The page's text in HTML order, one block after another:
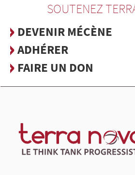
SOUTENEZ
DEVENIR MÉCÈNE
ADHÉRER
FAIRE UN DON